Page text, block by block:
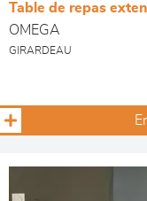
Table de repas
OMEGA
GIRARDEAU